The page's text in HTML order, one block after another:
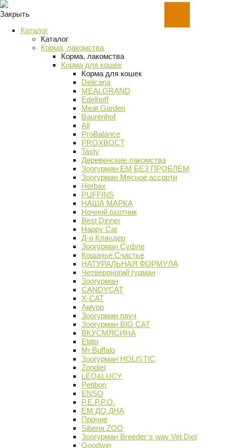
Закрыть
Каталог
Каталог
Корма, лакомства
Корма, лакомства
Корма для кошек
Корма для кошек
Delicana
MEALGRAND
Edelhoff
Meat Garden
Baurenhof
All
ProBalance
PROХВОСТ
Tasty
Деревенские лакомства
Зоогурман ЕМ БЕЗ ПРОБЛЕМ
Зоогурман Мясное ассорти
Herbax
PUFFINS
НАША МАРКА
Ночной охотник
Best Dinner
Happy Cat
Д-р Клаудер
Зоогурман Суфле
Кошачье Счастье
НАТУРАЛЬНАЯ ФОРМУЛА
Четвероногий гурман
Зоогурман
CANDYCAT
X-CAT
Амурр
Зоогурман пауч
Зоогурман BIG CAT
ВКУСМЯСИНА
Elato
Mr.Buffalo
Зоогурман HOLISTIC
Zoodiet
LEO&LUCY
Petibon
ENSO
P.E.P.P.O.
ЕМ ДО ДНА
Прочие
Siberia ZOO
Зоогурман Breeder`s way Vet Diet
Goodwin